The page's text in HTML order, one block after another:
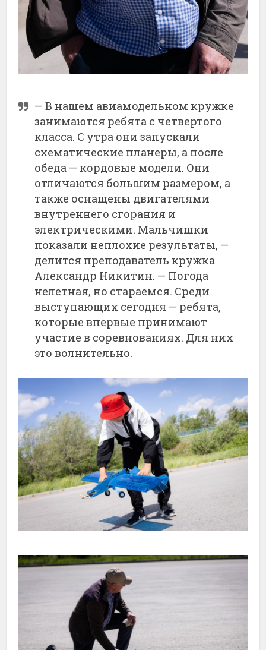
—В нашем авиамодельном кружке
занимаются ребята с четвертого
класса. С утра онизапускали
схематические планеры, а после
обеда — кордовые модели. Они
отличаются большим размером, а
также оснащены двигателями
внутреннего сгорания и
электрическими. Мальчишки
показали неплохие результаты, —
делится преподаватель кружка
Александр Никитин. — Погода
нелетная, но стараемся. Среди
выступающих сегодня — ребята,
которыевпервые принимают
участиев соревнованиях. Для них
этоволнительно.